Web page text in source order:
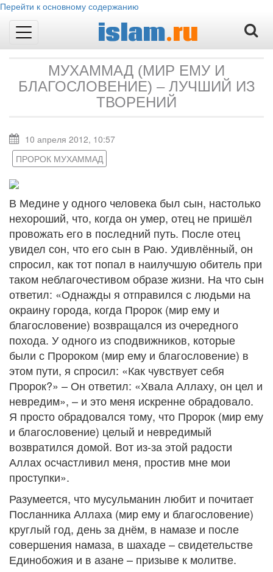
Перейти к основному содержанию
Toggle
islam.ru
МУХАММАД (МИР ЕМУ И
БЛАГОСЛОВЕНИЕ) – ЛУЧШИЙ ИЗ
ТВОРЕНИЙ
10 апреля 2012, 10:57
ПРОРОК МУХАММАД
В Медине у одного человека был сын, настолько
нехороший, что, когда он умер, отец не пришёл
провожать его в последний путь. После отец
увидел сон, что его сын в Раю. Удивлённый, он
спросил, как тот попал в наилучшую обитель при
таком неблагочестивом образе жизни. На что сын
ответил: «Однажды я отправился с людьми на
окраину города, когда Пророк (мир ему и
благословение) возвращался из очередного
похода. У одного из сподвижников, которые
были с Пророком (мир ему и благословение) в
этом пути, я спросил: «Как чувствует себя
Пророк?» – Он ответил: «Хвала Аллаху, он цел и
невредим», – и это меня искренне обрадовало.
Я просто обрадовался тому, что Пророк (мир ему
и благословение) целый и невредимый
возвратился домой. Вот из-за этой радости
Аллах осчастливил меня, простив мне мои
проступки».
Разумеется, что мусульманин любит и почитает
Посланника Аллаха (мир ему и благословение)
круглый год, день за днём, в намазе и после
совершения намаза, в шахаде – свидетельстве
Единобожия и в азане – призыве к молитве.